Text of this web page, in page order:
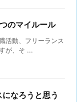
のマイルール
活動、フリーランス
が、そ ...
になろうと思う